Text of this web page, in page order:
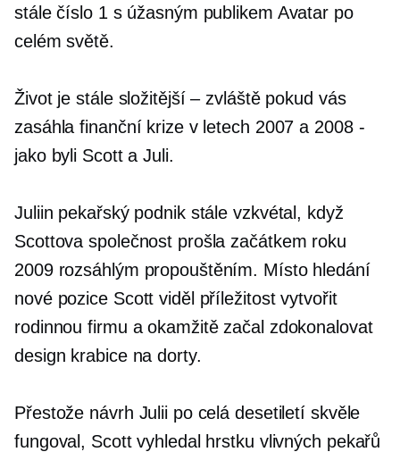
stále číslo 1 s úžasným publikem Avatar po
celém světě.
Život je stále složitější – zvláště pokud vás
zasáhla finanční krize v letech 2007 a 2008 -
jako byli Scott a Juli.
Juliin pekařský podnik stále vzkvétal, když
Scottova společnost prošla začátkem roku
2009 rozsáhlým propouštěním. Místo hledání
nové pozice Scott viděl příležitost vytvořit
rodinnou firmu a okamžitě začal zdokonalovat
design krabice na dorty.
Přestože návrh Julii po celá desetiletí skvěle
fungoval, Scott vyhledal hrstku vlivných pekařů